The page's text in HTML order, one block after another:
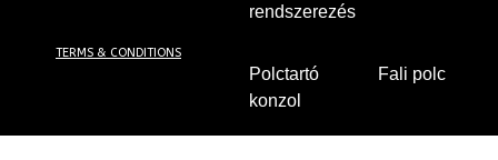
TERMS & CONDITIONS
rendszerezés
Polctartó
konzol
Fali polc